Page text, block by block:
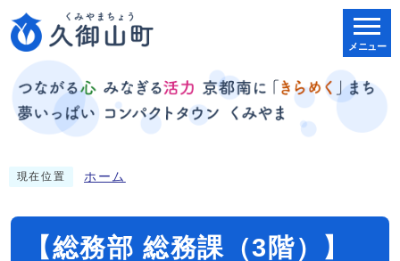
メニュー
現在位置 ホーム
【総務部 総務課（3階）】